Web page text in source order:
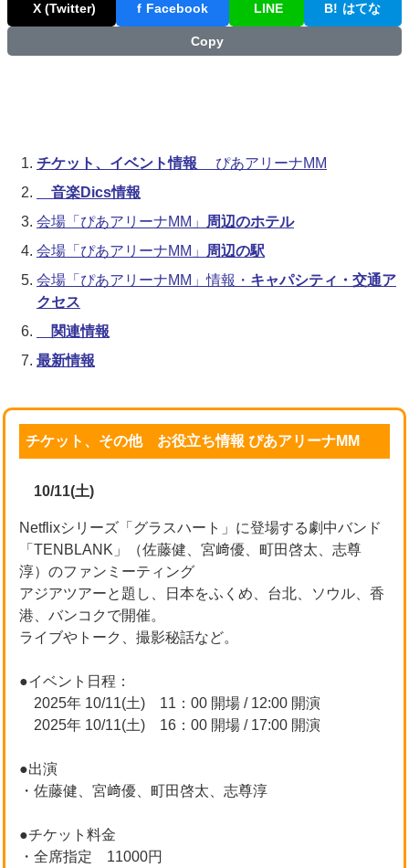
X (Twitter) f Facebook LINE B! はてな
Copy
チケット、イベント情報 ぴあアリーナMM
音楽Dics情報
会場「ぴあアリーナMM」
周辺のホテル
会場「ぴあアリーナMM」
周辺の駅
会場「ぴあアリーナMM」情報・ キャパシティ・交通ア
クセス
関連情報
最新情報
チケット、その他 お役立ち情報 ぴあアリーナMM
10/11(土)
Netflixシリーズ「グラスハート」に登場する劇中バンド
「TENBLANK」（佐藤健、宮﨑優、町田啓太、志尊
淳）のファンミーティング
アジアツアーと題し、日本をふくめ、台北、ソウル、香
港、バンコクで開催。
ライブやトーク、撮影秘話など。
●イベント日程：
2025年 10/11(土) 11：00 開場 / 12:00 開演
2025年 10/11(土) 16：00 開場 / 17:00 開演
●出演
・佐藤健、宮﨑優、町田啓太、志尊淳
●チケット料金
・全席指定 11000円